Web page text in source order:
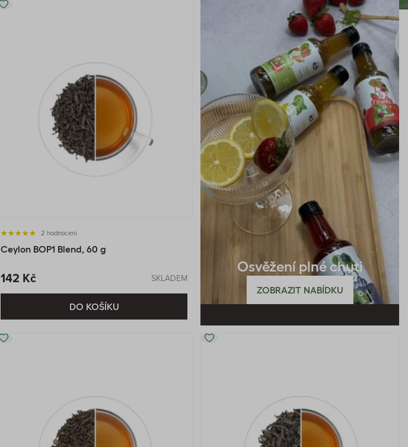
2 hodnocení
Ceylon BOP1 Blend, 60 g
142 Kč SKLADEM
DO KOŠÍKU
Osvěžení plné chuti
ZOBRAZIT NABÍDKU